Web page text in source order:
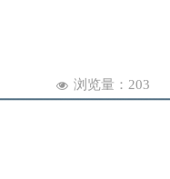
넶 浏览量： 203